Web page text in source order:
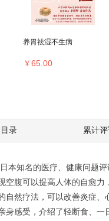
养胃祛湿不生病
￥65.00
目录 累计
本知名的医疗、健康问
空腹可以提高人体的自愈
自然疗法，可以改善炎症
身感受，介绍了轻断食、